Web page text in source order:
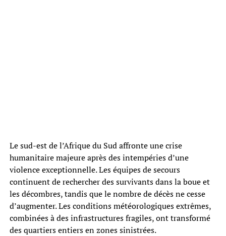
Le sud-est de l’Afrique du Sud affronte une crise
humanitaire majeure après des intempéries d’une
violence exceptionnelle. Les équipes de secours
continuent de rechercher des survivants dans la boue et
les décombres, tandis que le nombre de décès ne cesse
d’augmenter. Les conditions météorologiques extrêmes,
combinées à des infrastructures fragiles, ont transformé
des quartiers entiers en zones sinistrées.